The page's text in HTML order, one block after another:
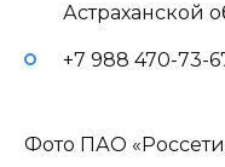
Астраханской
+7 988 470-73-
Фото ПАО